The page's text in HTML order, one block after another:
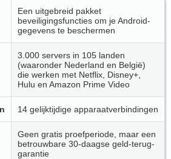
Een uitgebreid pakket
beveiligingsfuncties om je Android-
gegevens te beschermen
3.000 servers in 105 landen
(waaronder Nederland en België)
die werken met Netflix, Disney+,
Hulu en Amazon Prime Video
14 gelijktijdige apparaatverbindingen
Geen gratis proefperiode, maar een
betrouwbare 30-daagse geld-terug-
garantie